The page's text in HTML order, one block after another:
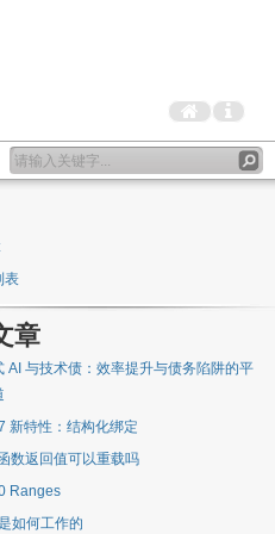
表
章
AI 与技术债：效率提升与债务陷阱的平
新特性：结构化绑定
数返回值可以重载吗
Ranges
如何工作的